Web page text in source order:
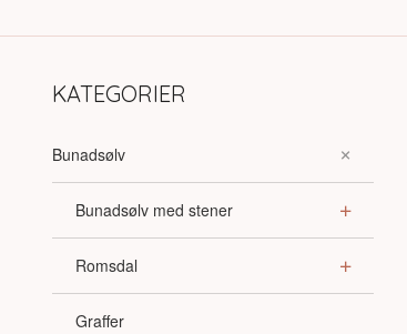
KATEGORIER
Bunadsølv
Bunadsølv med stener
Romsdal
Graffer